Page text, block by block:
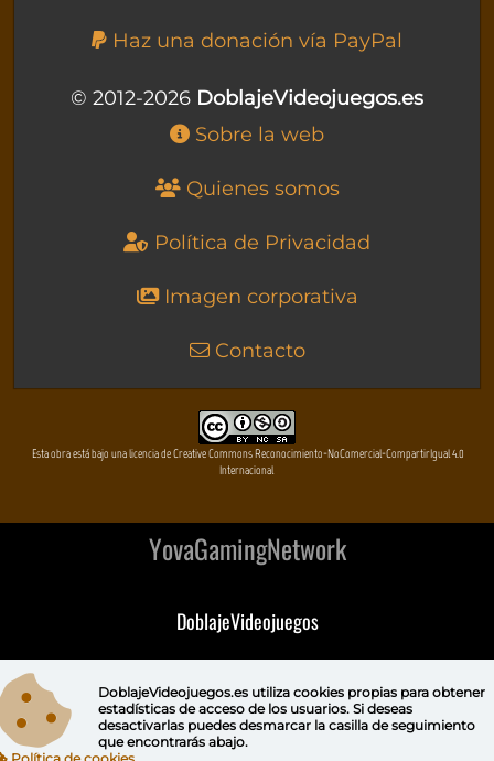
Haz una donación vía PayPal
© 2012-2026 DoblajeVideojuegos.es
Sobre la web
Quienes somos
Política de Privacidad
Imagen corporativa
Contacto
Esta obra está bajo una licencia de Creative Commons Reconocimiento-NoComercial-CompartirIgual 4.0
Internacional
YovaGamingNetwork
DoblajeVideojuegos
DeVuego
DeVuego GAL
DoblajeVideojuegos.es utiliza cookies propiaspara obtener
estadísticas de acceso de los usuarios. Si deseas
desactivarlas puedes desmarcar la casilla de seguimiento
que encontrarás abajo.